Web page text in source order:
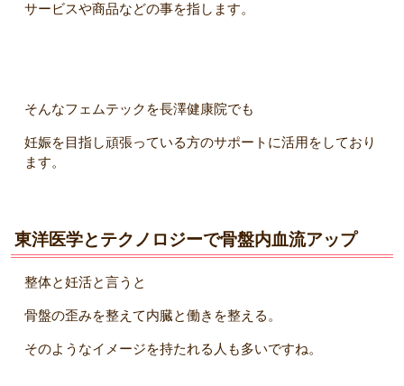
サービスや商品などの事を指します。
そんなフェムテックを長澤健康院でも
妊娠を目指し頑張っている方のサポートに活用をしており
ます。
東洋医学とテクノロジーで骨盤内血流アップ
整体と妊活と言うと
骨盤の歪みを整えて内臓と働きを整える。
そのようなイメージを持たれる人も多いですね。